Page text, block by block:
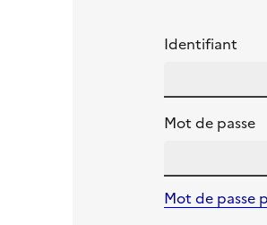
Identifiant
Mot de passe
Mot de passe